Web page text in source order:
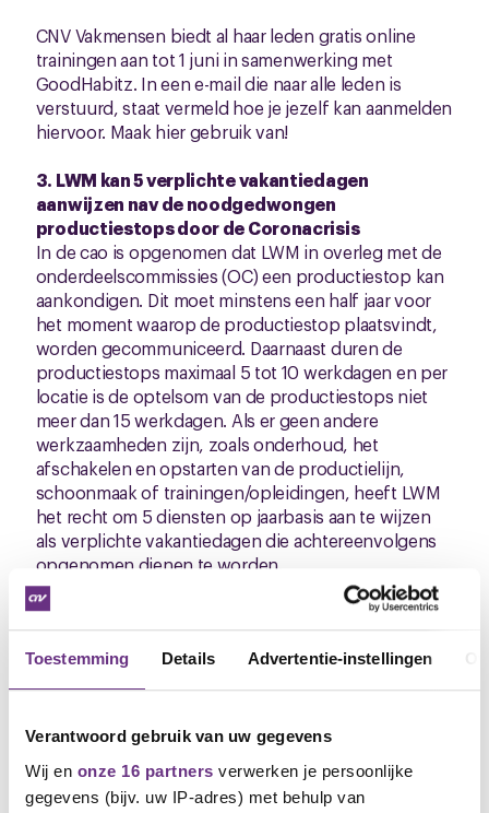
Toestemming Details Advertentie-instellingen
Verantwoord gebruik van uw gegevens
Wij en onze 16 partners verwerken je persoonlijke
gegevens (bijv. uw IP-adres) met behulp van
CNV Vakmensen biedt al haar leden gratis online
trainingen aan tot 1 juni in samenwerking met
GoodHabitz. In een e-mail die naar alle leden is
verstuurd, staat vermeld hoe je jezelf kan aanmelden
hiervoor. Maak hier gebruik van!
3. LWM kan 5 verplichte vakantiedagen
aanwijzen nav de noodgedwongen
productiestops door de Coronacrisis
In de cao is opgenomen dat LWM in overleg met de
onderdeelscommissies (OC) een productiestop kan
aankondigen. Dit moet minstens een half jaar voor
het moment waarop de productiestop plaatsvindt,
worden gecommuniceerd. Daarnaast duren de
productiestops maximaal 5 tot 10 werkdagen en per
locatie is de optelsom van de productiestops niet
meer dan 15 werkdagen. Als er geen andere
werkzaamheden zijn, zoals onderhoud, het
afschakelen en opstarten van de productielijn,
schoonmaak of trainingen/opleidingen, heeft LWM
het recht om 5 diensten op jaarbasis aan te wijzen
als verplichte vakantiedagen die achtereenvolgens
opgenomen dienen te worden.
De geplande productiestop in de zomer is inmiddels
geannuleerd, omdat LWM verwacht dat de
productie dan weer opgeschaald en een inhaalslag
gemaakt kan worden voor de productie die LWM nu
noodgedwongen stilliggen door de Coronacrisis,
LWM de 5 verplichte vakantiedagen nu ook kan
aanwijzen voor deze situatie. LWM had al het recht